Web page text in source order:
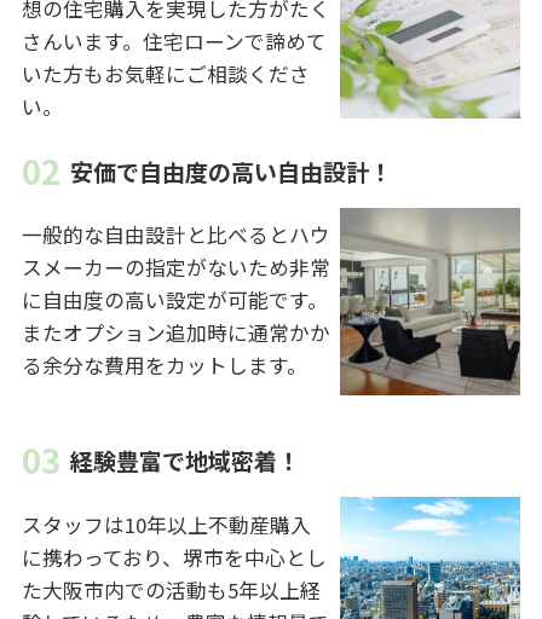
想の住宅購入を実現した方がたく
さんいます。住宅ローンで諦めて
いた方もお気軽にご相談くださ
い。
安価で自由度の高い自由設計！
一般的な自由設計と比べるとハウ
スメーカーの指定がないため非常
に自由度の高い設定が可能です。
またオプション追加時に通常かか
る余分な費用をカットします。
経験豊富で地域密着！
スタッフは10年以上不動産購入
に携わっており、堺市を中心とし
た大阪市内での活動も5年以上経